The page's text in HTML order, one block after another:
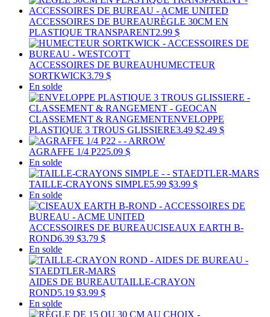
ACCESSOIRES DE BUREAURÈGLE 30CM EN
PLASTIQUE TRANSPARENT2.99 $
ACCESSOIRES DE BUREAUHUMECTEUR
SORTKWICK3.79 $
En solde
CLASSEMENT & RANGEMENTENVELOPPE
PLASTIQUE 3 TROUS GLISSIERE3.49 $2.49 $
AGRAFFE 1/4 P225.09 $
En solde
TAILLE-CRAYONS SIMPLE5.99 $3.99 $
En solde
ACCESSOIRES DE BUREAUCISEAUX EARTH B-
ROND6.39 $3.79 $
En solde
AIDES DE BUREAUTAILLE-CRAYON
ROND5.19 $3.99 $
En solde